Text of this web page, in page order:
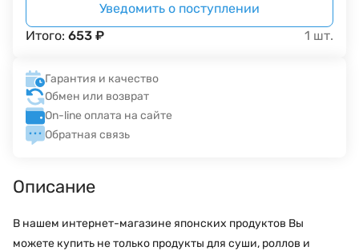
Уведомить о поступлении
Итого: 653 ₽ 1 шт.
Гарантия и качество
Обмен или возврат
On-line оплата на сайте
Обратная связь
Описание
В нашем интернет-магазине японских продуктов Вы
можете купить не только продукты для суши, роллов и